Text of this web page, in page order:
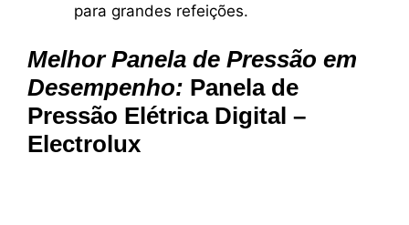
para grandes refeições.
Melhor Panela de Pressão em
Desempenho: Panela de
Pressão Elétrica Digital –
Electrolux